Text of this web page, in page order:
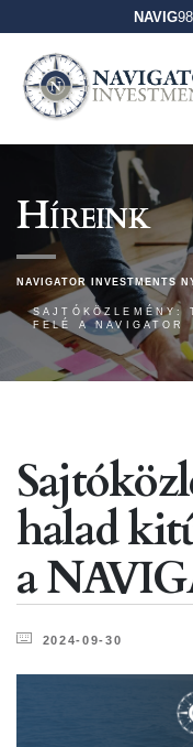
NAVIG
Híreink
NAVIGATOR INVESTMENTS
SAJTÓKÖZLEMÉNY:
FELÉ A NAVIGATOR
halad
a
2024-09-30